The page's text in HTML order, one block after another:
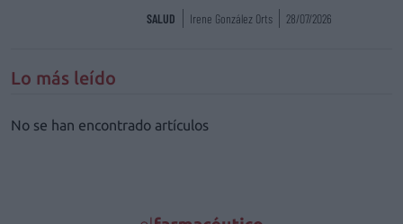
SALUD Irene González Orts 28/07/2026
Lo más leído
No se han encontrado artículos